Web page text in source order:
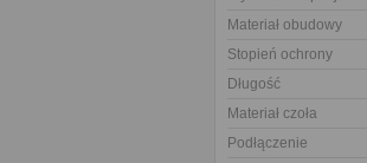
Materiał obudowy
Stopień ochrony
Długość
Materiał czoła
Podłączenie